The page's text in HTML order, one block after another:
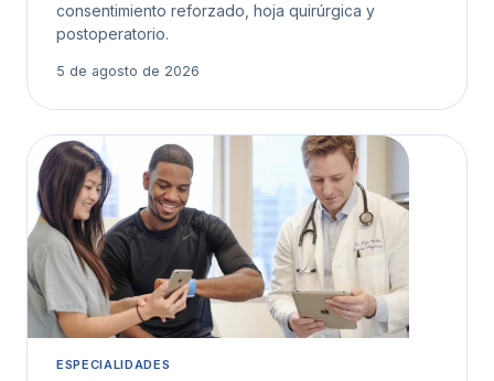
consentimiento reforzado, hoja quirúrgica y
postoperatorio.
5 de agosto de 2026
ESPECIALIDADES